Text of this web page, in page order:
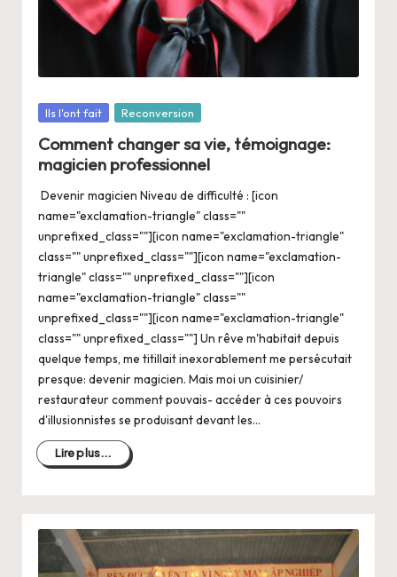
e
r
s
a
V
ie
Posté
Ils l'ont fait Reconversion
Comment changer sa vie, témoignage:
magicien professionnel
Devenir magicien Niveau de difficulté : [icon
name="exclamation-triangle" class=""
unprefixed_class=""][icon name="exclamation-triangle"
class="" unprefixed_class=""][icon name="exclamation-
triangle" class="" unprefixed_class=""][icon
name="exclamation-triangle" class=""
unprefixed_class=""][icon name="exclamation-triangle"
class="" unprefixed_class=""] Un rêve m'habitait depuis
quelque temps, me titillait inexorablement me persécutait
presque: devenir magicien. Mais moi un cuisinier/
restaurateur comment pouvais- accéder à ces pouvoirs
d'illusionnistes se produisant devant les…
Lire plus...